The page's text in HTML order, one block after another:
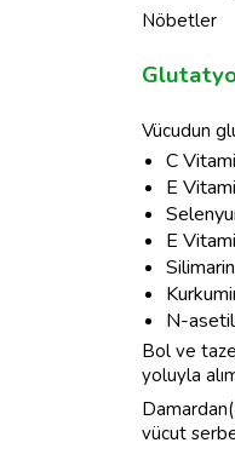
Nöbetler
Vücudun
C
E
E
Silimarin
N-
Bol ve
yoluyla
vücut